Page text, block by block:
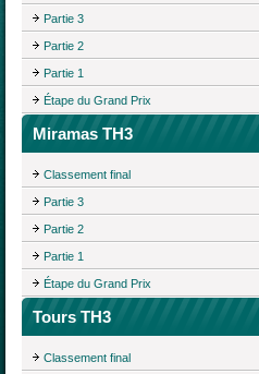
Partie 3
Partie 2
Partie 1
Étape du Grand Prix
Miramas TH3
Classement final
Partie 3
Partie 2
Partie 1
Étape du Grand Prix
Tours TH3
Classement final